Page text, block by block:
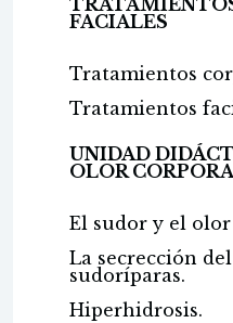
FACIALES
Tratamientos
Tratamientos
UNIDAD
OLOR
El sudor y el
La secrección
sudoríparas.
Hiperhidrosis.